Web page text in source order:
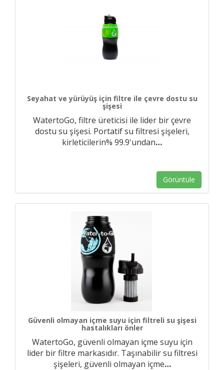
Seyahat ve yürüyüş için filtre ile çevre dostu su
şişesi
WatertoGo, filtre üreticisi ile lider bir çevre
dostu su şişesi. Portatif su filtresi şişeleri,
kirleticilerin% 99.9'undan…
Görüntüle
Güvenli olmayan içme suyu için filtreli su şişesi
hastalıkları önler
WatertoGo, güvenli olmayan içme suyu için
lider bir filtre markasıdır. Taşınabilir su filtresi
şişeleri, güvenli olmayan içme…